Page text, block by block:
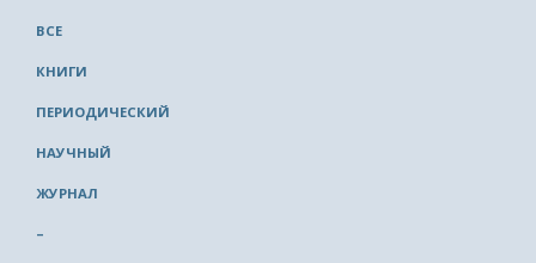
ВСЕ
КНИГИ
ПЕРИОДИЧЕСКИЙ
НАУЧНЫЙ
ЖУРНАЛ
–